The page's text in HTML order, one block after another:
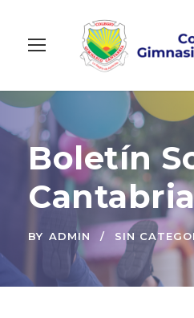
Boletín
BY ADMIN SIN